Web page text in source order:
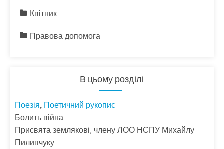
Квітник
Правова допомога
В цьому розділі
Поезія, Поетичний рукопис
Болить війна
Присвята землякові, члену ЛОО НСПУ Михайлу
Пилипчуку